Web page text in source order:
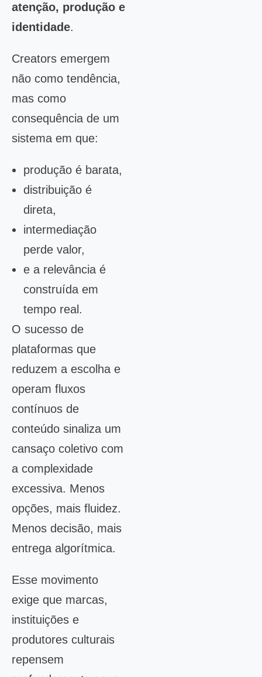
atenção, produção e
identidade.
Creators emergem
não como tendência,
mas como
consequência de um
sistema em que:
produção é barata,
distribuição é
direta,
intermediação
perde valor,
e a relevância é
construída em
tempo real.
O sucesso de
plataformas que
reduzem a escolha e
operam fluxos
contínuos de
conteúdo sinaliza um
cansaço coletivo com
a complexidade
excessiva. Menos
opções, mais fluidez.
Menos decisão, mais
entrega algorítmica.
Esse movimento
exige que marcas,
instituições e
produtores culturais
repensem